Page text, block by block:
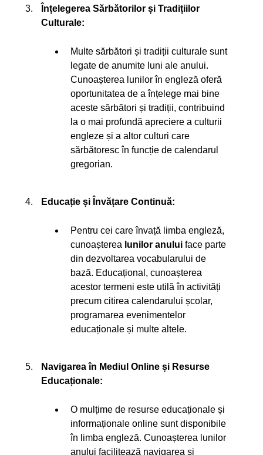
Înțelegerea Sărbătorilor și Tradițiilor
Culturale:
Multe sărbători și tradiții culturale sunt
legate de anumite luni ale anului.
Cunoașterea lunilor în engleză oferă
oportunitatea de a înțelege mai bine
aceste sărbători și tradiții, contribuind
la o mai profundă apreciere a culturii
engleze și a altor culturi care
sărbătoresc în funcție de calendarul
gregorian.
Educație și Învățare Continuă:
Pentru cei care învață limba engleză,
cunoașterea lunilor anului face parte
din dezvoltarea vocabularului de
bază. Educațional, cunoașterea
acestor termeni este utilă în activități
precum citirea calendarului școlar,
programarea evenimentelor
educaționale și multe altele.
Navigarea în Mediul Online și Resurse
Educaționale:
O mulțime de resurse educaționale și
informaționale online sunt disponibile
în limba engleză. Cunoașterea lunilor
anului facilitează navigarea și